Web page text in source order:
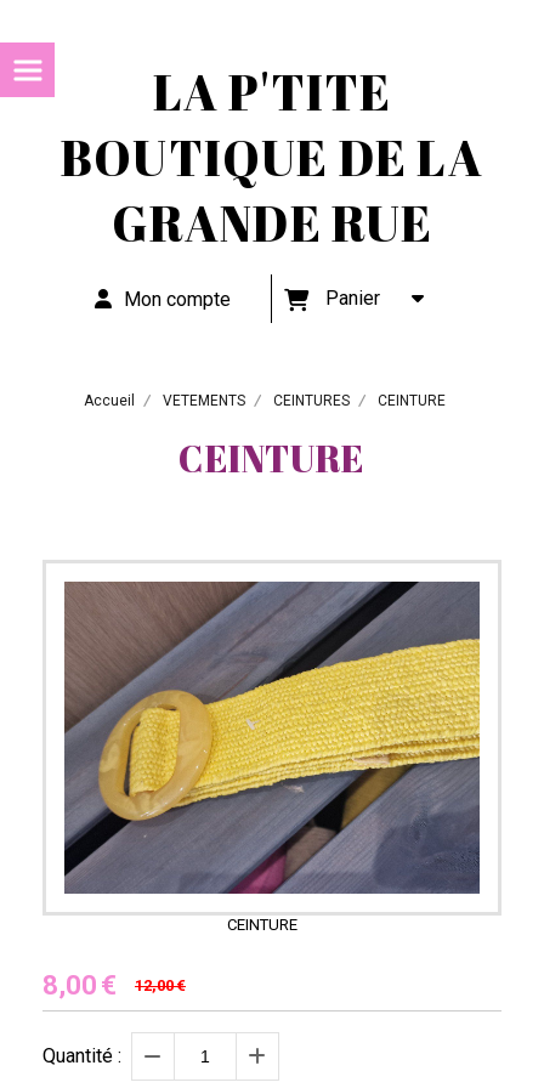
LA P'TITE
BOUTIQUE DE LA
GRANDE RUE
Mon compte Panier
Accueil VETEMENTS CEINTURES CEINTURE
CEINTURE
CEINTURE
8,00 € 12,00€
Quantité :